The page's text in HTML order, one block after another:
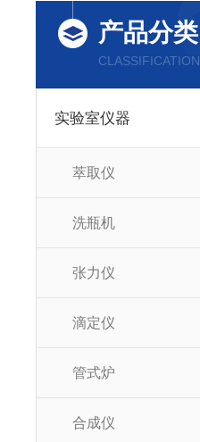
产品分类
CLASSIFICATION
实验室仪器
萃取仪
洗瓶机
张力仪
滴定仪
管式炉
合成仪